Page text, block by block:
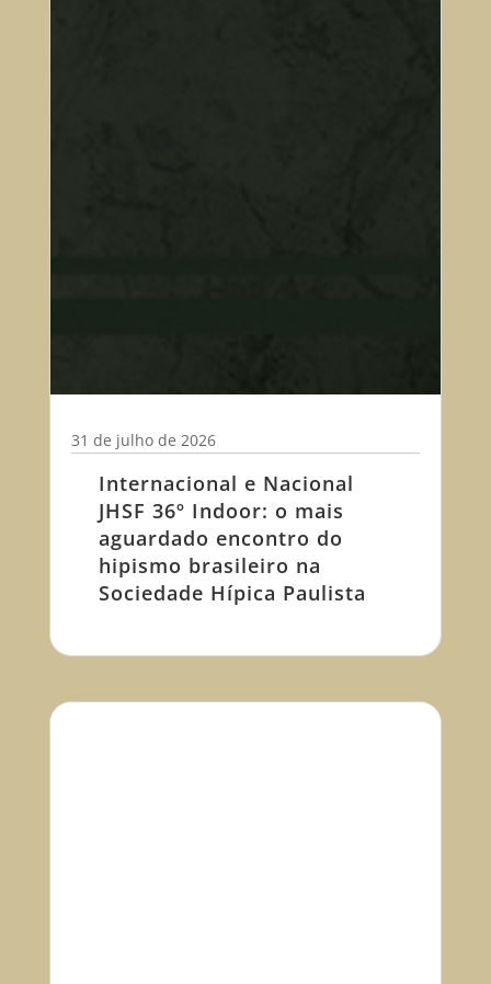
Internacional e Nacional
JHSF 36º Indoor: o mais
aguardado encontro do
hipismo brasileiro na
Sociedade Hípica Paulista
31 de julho de 2026